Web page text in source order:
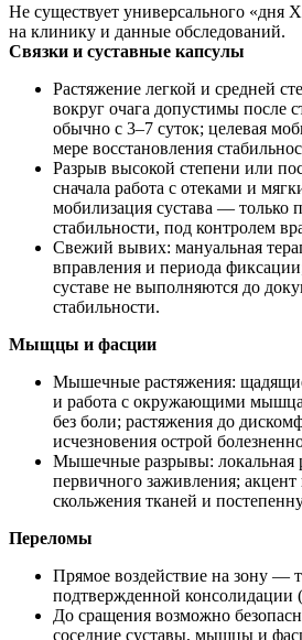
Не существует универсального «дня
на клинику и данные обследований.
Связки и суставные капсулы
Растяжение легкой и средней
вокруг очага допустимы после
обычно с 3–7 суток; целевая
мере восстановления
Разрыв высокой степени или
сначала работа с отеками и
мобилизация сустава — только
стабильности, под контролем
Свежий вывих: мануальная
вправления и периода
суставе не выполняются до
стабильности.
Мыщцы и фасции
Мышечные растяжения:
и работа с окружающими
без боли; растяжения до
исчезновения острой
Мышечные разрывы: локальная
первичного заживления;
скольжения тканей и
Переломы
Прямое воздействие на зону —
подтвержденной консолидации
До сращения возможно
соседние суставы, мышцы и